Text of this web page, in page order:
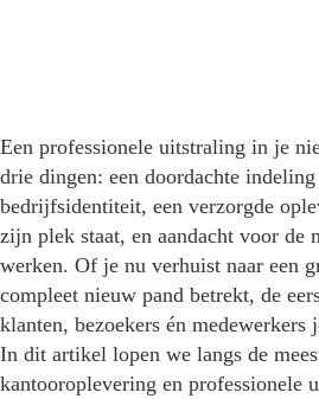
Een professionele uitstraling in je
drie dingen: een doordachte
bedrijfsidentiteit, een verzorgde
zijn plek staat, en aandacht voor de
werken. Of je nu verhuist naar een
compleet nieuw pand betrekt, de
klanten, bezoekers én medewerkers
In dit artikel lopen we langs de
kantooroplevering en professionele